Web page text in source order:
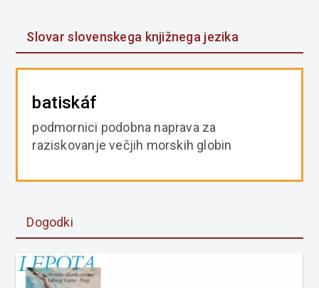
Slovar slovenskega knjižnega jezika
batiskáf
podmornici podobna naprava za
raziskovanje večjih morskih globin
Dogodki